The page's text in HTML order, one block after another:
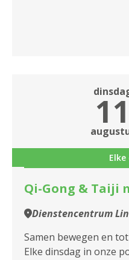
Qi-Gong & Taiji
Dienstencentrum
Samen bewegen en
Elke dinsdag in onze